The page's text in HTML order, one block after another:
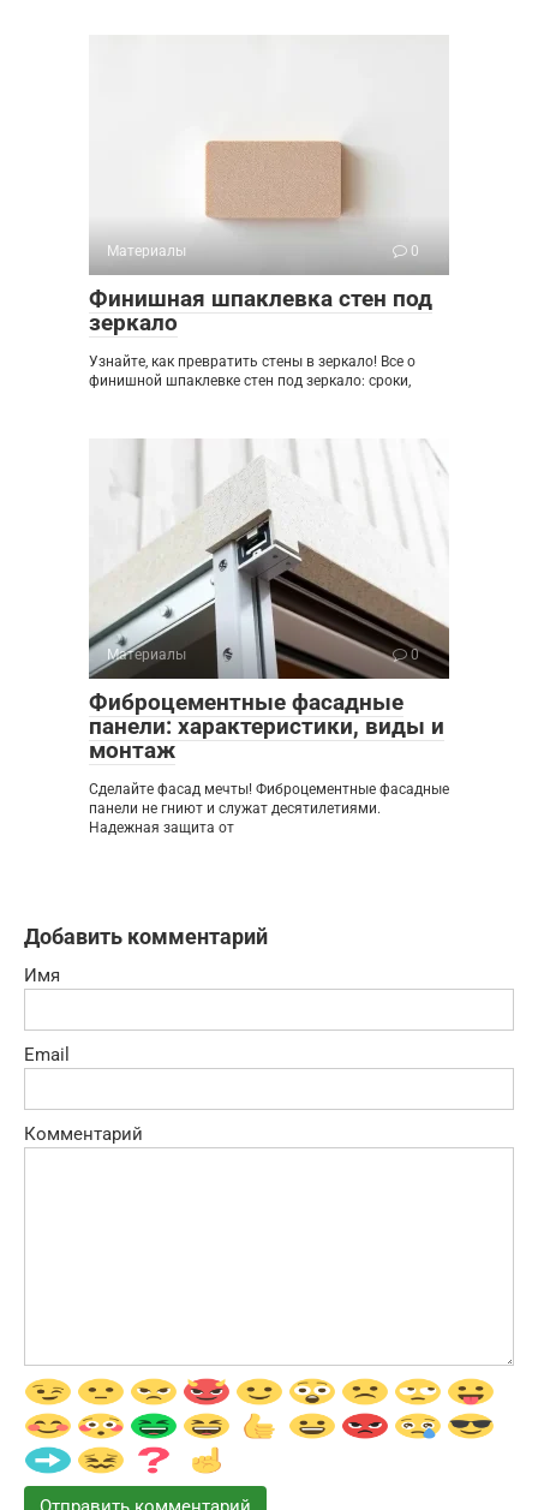
Материалы 0
Финишная шпаклевка стен под
зеркало
Узнайте, как превратить стены в зеркало! Все о
финишной шпаклевке стен под зеркало: сроки,
Материалы 0
Фиброцементные фасадные
панели: характеристики, виды и
монтаж
Сделайте фасад мечты! Фиброцементные фасадные
панели не гниют и служат десятилетиями.
Надежная защита от
Добавить комментарий
Имя
Email
Комментарий